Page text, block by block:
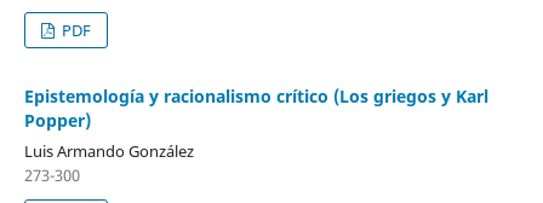
PDF
Epistemología y racionalismo crítico (Los griegos y Karl
Popper)
Luis Armando González
273-300